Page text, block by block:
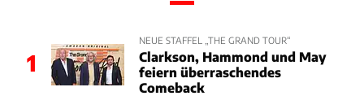
1
NEUE STAFFEL „THE GRAND TOUR“
Clarkson, Hammond und May
feiern überraschendes
Comeback